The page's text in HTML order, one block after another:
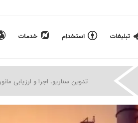
تبلیغات استخدام خدمات
| تدوین سناریو، اجرا و ارزیابی